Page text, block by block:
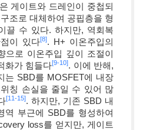
게이트와 드레인이 중첩되
조로 대체하여 공핍층을 형
끌 수 있다. 하지만, 역회복
이 있다[8]. H+ 이온주입의
으로 이온주입 깊이 조절이
화가 힘들다[9-10]. 이에 반해,
는 SBD를 MOSFET에 내장
칭 손실을 줄일 수 있어 많
[11-15]. 하지만, 기존 SBD 내
역 부근에 SBD를 형성하여
loss를 얻지만, 게이트